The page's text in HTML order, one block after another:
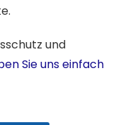
und
Sie uns einfach